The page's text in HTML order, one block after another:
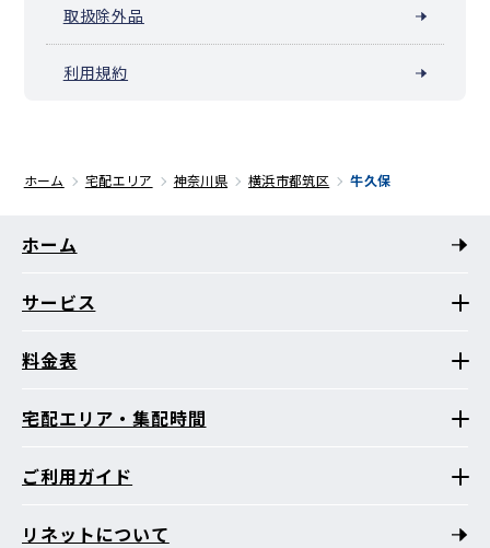
取扱除外品
利用規約
ホーム 宅配エリア 神奈川県 横浜市都筑区 牛久保
ホーム
サービス
料金表
宅配エリア・集配時間
ご利用ガイド
リネットについて